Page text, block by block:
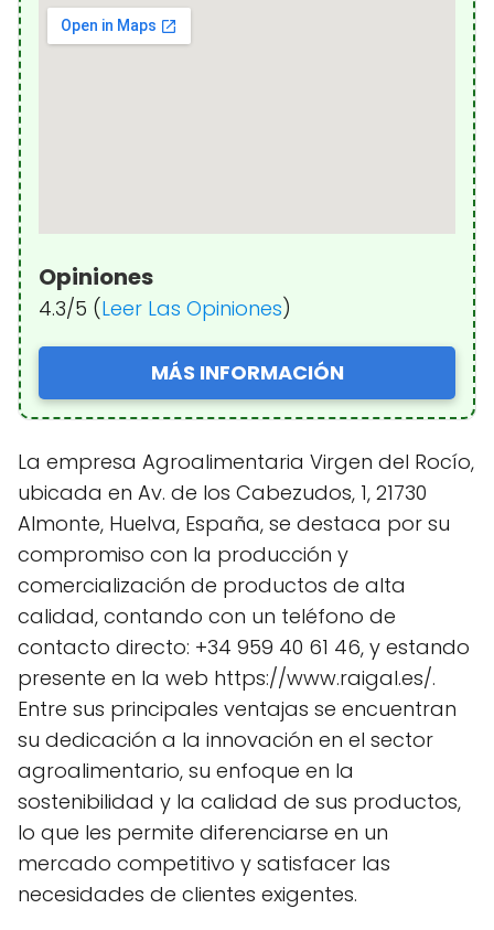
Opiniones
4.3/5 (Leer Las Opiniones)
MÁS INFORMACIÓN
La empresa Agroalimentaria Virgen del Rocío,
ubicada en Av. de los Cabezudos, 1, 21730
Almonte, Huelva, España, se destaca por su
compromiso con la producción y
comercialización de productos de alta
calidad, contando con un teléfono de
contacto directo: +34 959 40 61 46, y estando
presente en la web https://www.raigal.es/.
Entre sus principales ventajas se encuentran
su dedicación a la innovación en el sector
agroalimentario, su enfoque en la
sostenibilidad y la calidad de sus productos,
lo que les permite diferenciarse en un
mercado competitivo y satisfacer las
necesidades de clientes exigentes.